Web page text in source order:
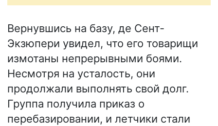
Вернувшись на базу, де Сент-
Экзюпери увидел, что его товарищи
измотаны непрерывными боями.
Несмотря на усталость, они
продолжали выполнять свой долг.
Группа получила приказ о
перебазировании, и летчики стали